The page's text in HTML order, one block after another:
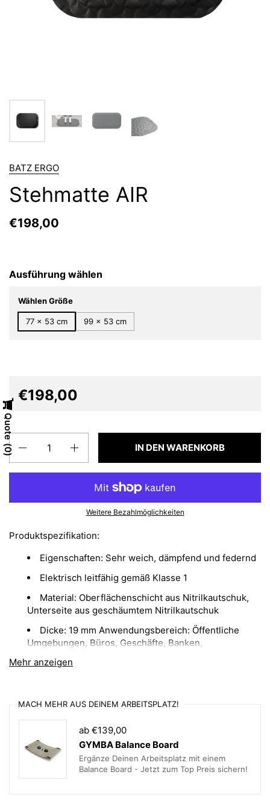
BATZ ERGO
Stehmatte AIR
€198,00
Ausführung wählen
Wählen Größe
77 x 53 cm 99 x 53 cm
€198,00
Anzahl
IN DEN WARENKORB
Weitere Bezahlmöglichkeiten
Mehr anzeigen
Produktspezifikation:
Eigenschaften: Sehr weich, dämpfend und federnd
Elektrisch leitfähig gemäß Klasse 1
Material: Oberflächenschicht aus Nitrilkautschuk,
Unterseite aus geschäumtem Nitrilkautschuk
Dicke: 19 mm Anwendungsbereich: Öffentliche
Umgebungen, Büros, Geschäfte, Banken,
Empfangsbereiche
ordentlich und speziell für die Verwendung mit
höhenverstellbaren Stehschreibtischen konzipiert. Die
StandUp AIR Matte verfügt über einen extra weichen,
dicken Kern für eine gute Lastergonomie beim Stehen. Die
Matte ist sehr dämpfend und entlastend. Die stilvoll
MACH MEHR AUS DEINEM ARBEITSPLATZ!
ab €139,00
GYMBA Balance Board
Ergänze Deinen Arbeitsplatz mit einem
Balance Board - Jetzt zum Top Preis sichern!
Quote
0